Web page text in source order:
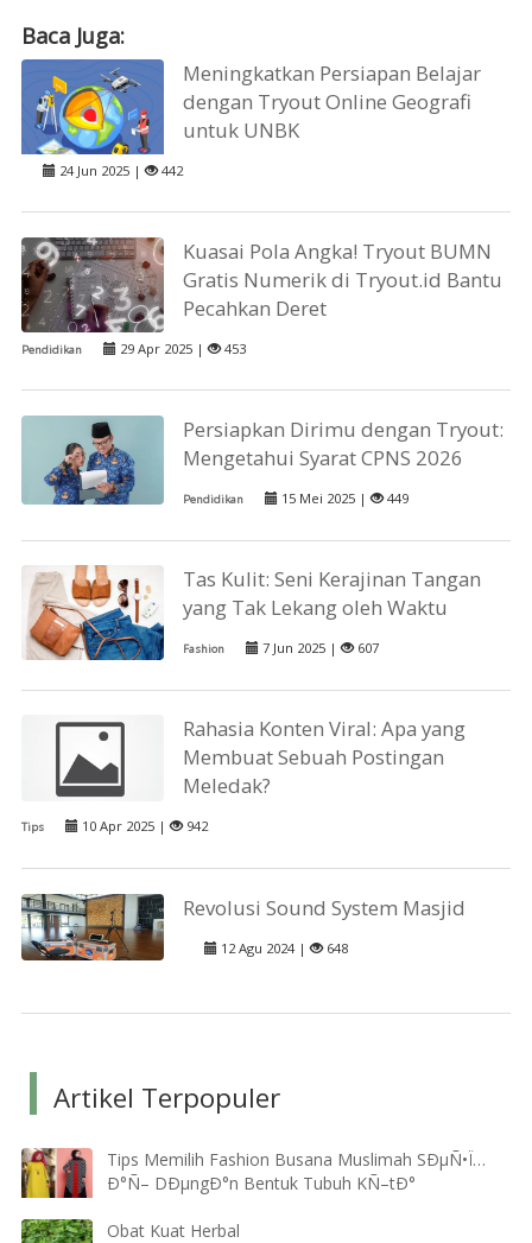
Baca Juga:
Meningkatkan Persiapan Belajar
dengan Tryout Online Geografi
untuk UNBK
24 Jun 2025 | 442
Kuasai Pola Angka! Tryout BUMN
Gratis Numerik di Tryout.id Bantu
Pecahkan Deret
Pendidikan 29 Apr 2025 | 453
Persiapkan Dirimu dengan Tryout:
Mengetahui Syarat CPNS 2026
Pendidikan 15 Mei 2025 | 449
Tas Kulit: Seni Kerajinan Tangan
yang Tak Lekang oleh Waktu
Fashion 7 Jun 2025 | 607
Rahasia Konten Viral: Apa yang
Membuat Sebuah Postingan
Meledak?
Tips 10 Apr 2025 | 942
Revolusi Sound System Masjid
12 Agu 2024 | 648
Artikel Terpopuler
Tips Memilih Fashion Busana Muslimah SÐµÑ•Ï…
Ð°Ñ– DÐµngÐ°n Bentuk Tubuh KÑ–tÐ°
Obat Kuat Herbal